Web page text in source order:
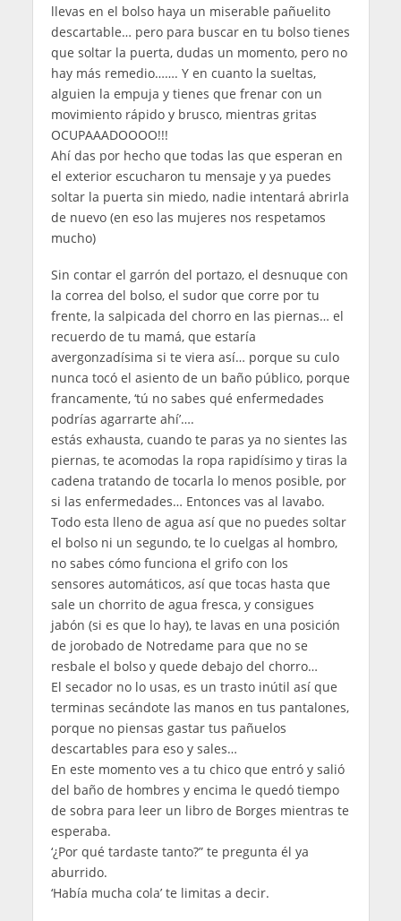
llevas en el bolso haya un miserable pañuelito
descartable… pero para buscar en tu bolso tienes
que soltar la puerta, dudas un momento, pero no
hay más remedio……. Y en cuanto la sueltas,
alguien la empuja y tienes que frenar con un
movimiento rápido y brusco, mientras gritas
OCUPAAADOOOO!!!
Ahí das por hecho que todas las que esperan en
el exterior escucharon tu mensaje y ya puedes
soltar la puerta sin miedo, nadie intentará abrirla
de nuevo (en eso las mujeres nos respetamos
mucho)
Sin contar el garrón del portazo, el desnuque con
la correa del bolso, el sudor que corre por tu
frente, la salpicada del chorro en las piernas… el
recuerdo de tu mamá, que estaría
avergonzadísima si te viera así… porque su culo
nunca tocó el asiento de un baño público, porque
francamente, ‘tú no sabes qué enfermedades
podrías agarrarte ahí’….
estás exhausta, cuando te paras ya no sientes las
piernas, te acomodas la ropa rapidísimo y tiras la
cadena tratando de tocarla lo menos posible, por
si las enfermedades… Entonces vas al lavabo.
Todo esta lleno de agua así que no puedes soltar
el bolso ni un segundo, te lo cuelgas al hombro,
no sabes cómo funciona el grifo con los
sensores automáticos, así que tocas hasta que
sale un chorrito de agua fresca, y consigues
jabón (si es que lo hay), te lavas en una posición
de jorobado de Notredame para que no se
resbale el bolso y quede debajo del chorro…
El secador no lo usas, es un trasto inútil así que
terminas secándote las manos en tus pantalones,
porque no piensas gastar tus pañuelos
descartables para eso y sales…
En este momento ves a tu chico que entró y salió
del baño de hombres y encima le quedó tiempo
de sobra para leer un libro de Borges mientras te
esperaba.
‘¿Por qué tardaste tanto?” te pregunta él ya
aburrido.
‘Había mucha cola’ te limitas a decir.